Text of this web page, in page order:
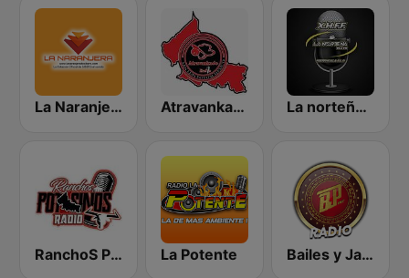
La Naranjera de Sibers Atravankado Radio La norteña 89.3 FM
RanchoS PotosinoS Radio La Potente Bailes y Jaripeos Potosinos